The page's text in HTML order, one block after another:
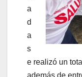
a
d
a
s
e realizó un
además de